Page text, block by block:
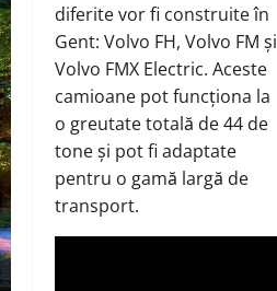
diferite vor fi construite în
Gent: Volvo FH, Volvo FM și
Volvo FMX Electric. Aceste
camioane pot funcționa la
o greutate totală de 44 de
tone și pot fi adaptate
pentru o gamă largă de
transport.